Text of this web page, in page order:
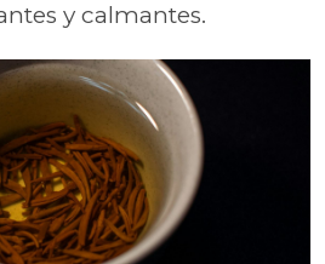
y calmantes.